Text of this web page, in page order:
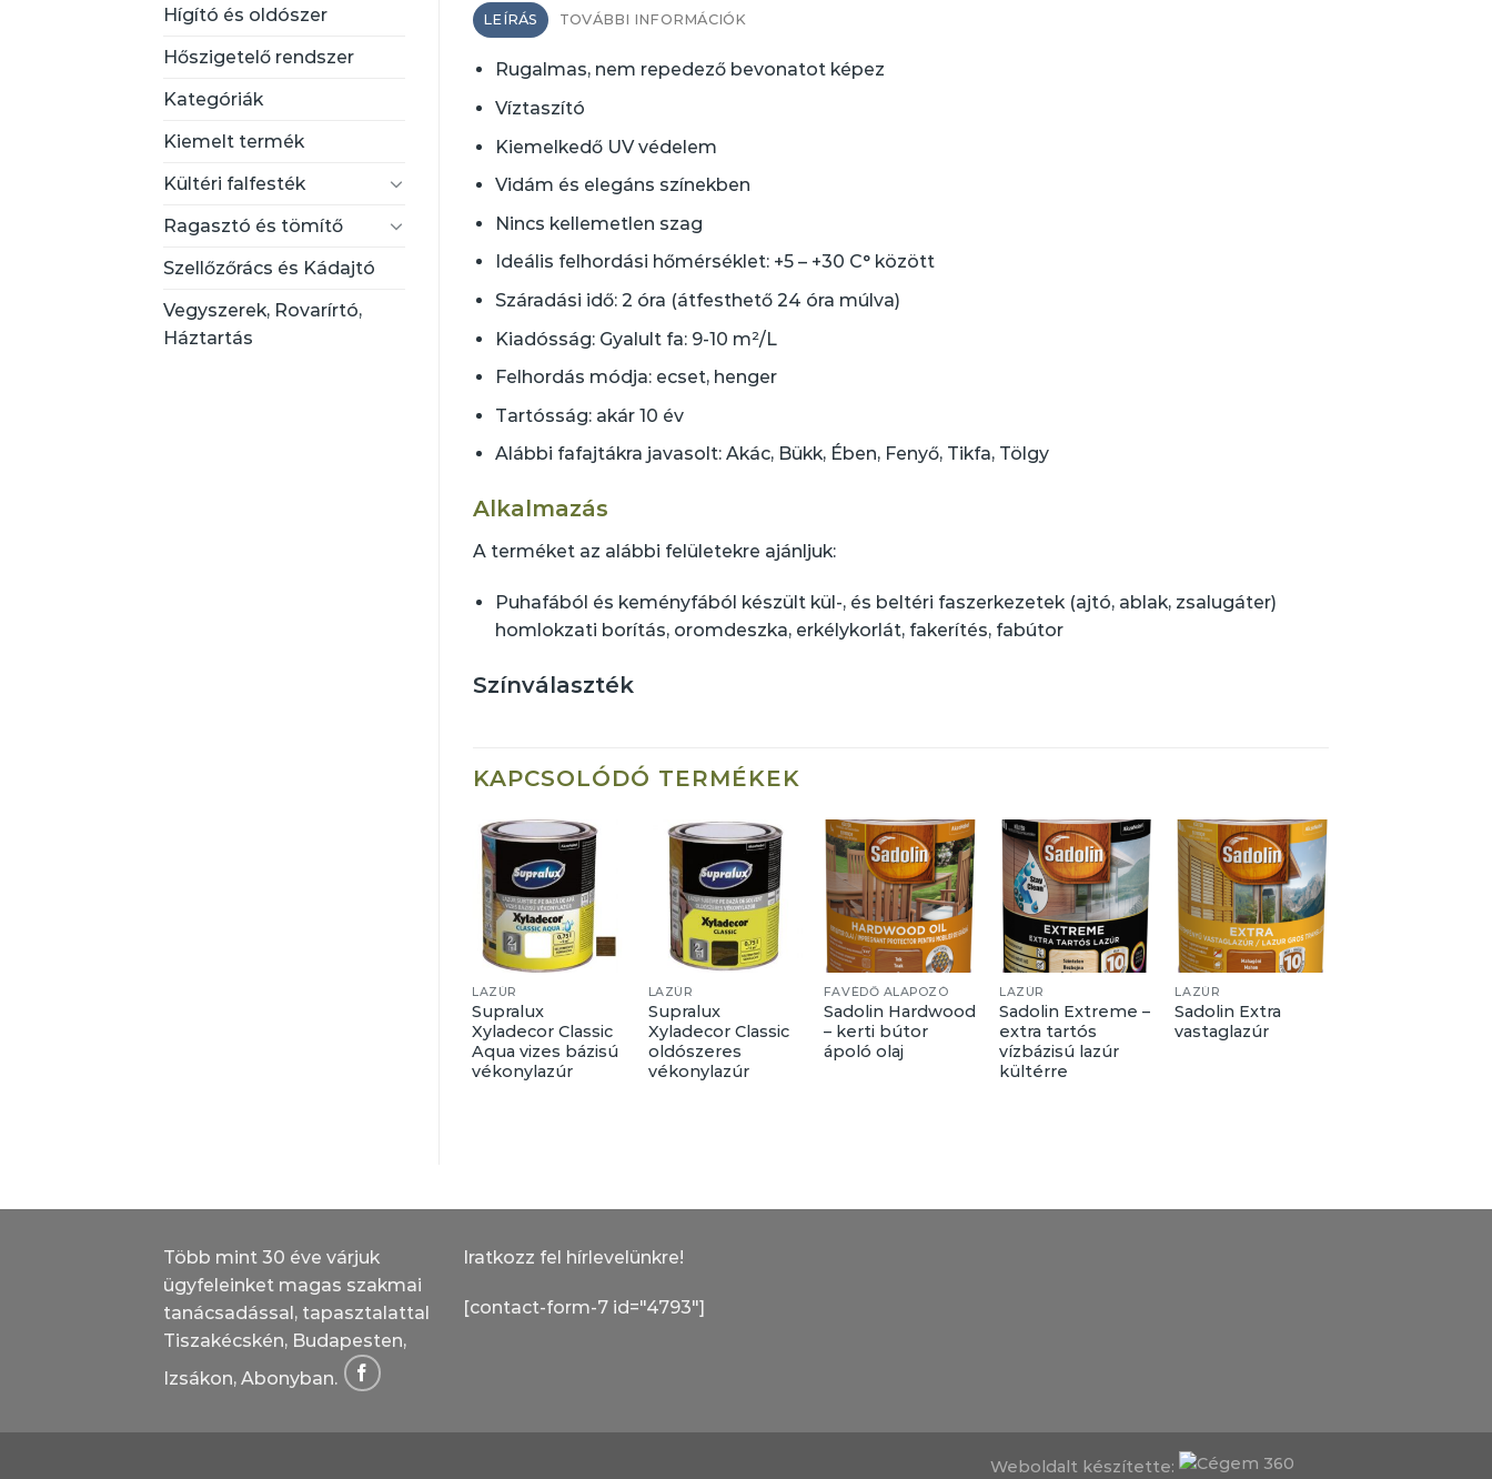
Hígító és oldószer
Hőszigetelő rendszer
Kategóriák
Kiemelt termék
Kültéri falfesték
Ragasztó és tömítő
Szellőzőrács és Kádajtó
Vegyszerek, Rovarírtó,
Háztartás
LEÍRÁS TOVÁBBI INFORMÁCIÓK
Rugalmas, nem repedező bevonatot képez
Víztaszító
Kiemelkedő UV védelem
Vidám és elegáns színekben
Nincs kellemetlen szag
Ideális felhordási hőmérséklet: +5 – +30 C° között
Száradási idő: 2 óra (átfesthető 24 óra múlva)
Kiadósság: Gyalult fa: 9-10 m²/L
Felhordás módja: ecset, henger
Tartósság: akár 10 év
Alábbi fafajtákra javasolt: Akác, Bükk, Ében, Fenyő, Tikfa, Tölgy
Alkalmazás
A terméket az alábbi felületekre ajánljuk:
Puhafából és keményfából készült kül-, és beltéri faszerkezetek (ajtó, ablak, zsalugáter)
homlokzati borítás, oromdeszka, erkélykorlát, fakerítés, fabútor
Színválaszték
KAPCSOLÓDÓ TERMÉKEK
LAZÚR
Supralux
Xyladecor Classic
Aqua vizes bázisú
vékonylazúr
LAZÚR
Supralux
Xyladecor Classic
oldószeres
vékonylazúr
FAVÉDŐ ALAPOZÓ
Sadolin Hardwood
– kerti bútor
ápoló olaj
LAZÚR
Sadolin Extreme –
extra tartós
vízbázisú lazúr
kültérre
LAZÚR
Sadolin Extra
vastaglazúr
Több mint 30 éve várjuk
ügyfeleinket magas szakmai
tanácsadással, tapasztalattal
Tiszakécskén, Budapesten,
Izsákon, Abonyban.
Iratkozz fel hírlevelünkre!
[contact-form-7 id="4793"]
Weboldalt készítette: